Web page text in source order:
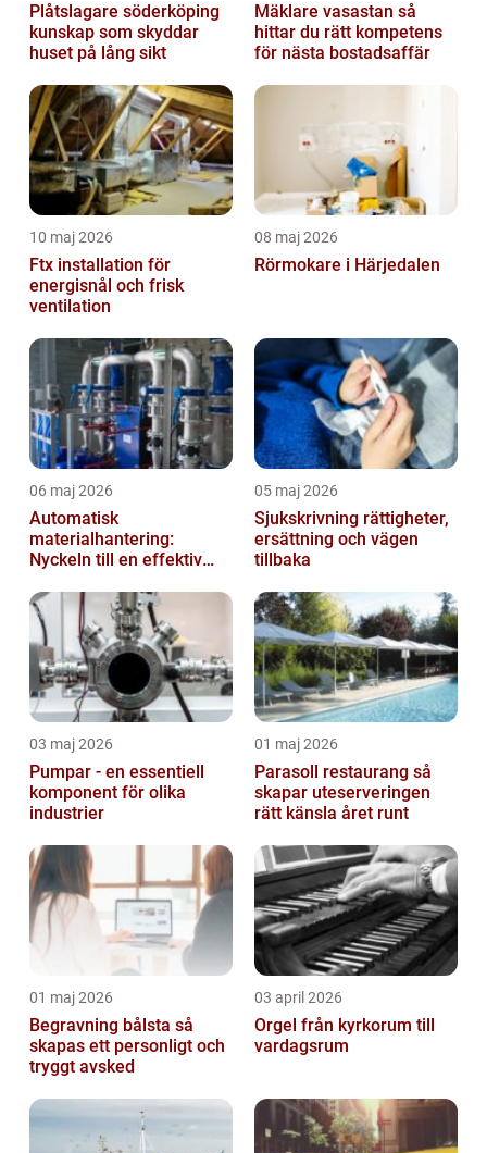
Plåtslagare söderköping
kunskap som skyddar
huset på lång sikt
Mäklare vasastan så
hittar du rätt kompetens
för nästa bostadsaffär
10 maj 2026
Ftx installation för
energisnål och frisk
ventilation
08 maj 2026
Rörmokare i Härjedalen
06 maj 2026
Automatisk
materialhantering:
Nyckeln till en effektiv
05 maj 2026
Sjukskrivning rättigheter,
ersättning och vägen
tillbaka
03 maj 2026
Pumpar - en essentiell
komponent för olika
industrier
01 maj 2026
Parasoll restaurang så
skapar uteserveringen
rätt känsla året runt
01 maj 2026
Begravning bålsta så
skapas ett personligt och
tryggt avsked
03 april 2026
Orgel från kyrkorum till
vardagsrum